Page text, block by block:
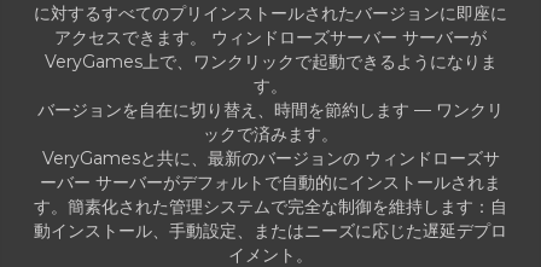
に対するすべてのプリインストールされたバージョンに即座に
アクセスできます。 ウィンドローズサーバー サーバーが
VeryGames上で、ワンクリックで起動できるようになりま
す。
バージョンを自在に切り替え、時間を節約します — ワンクリ
ックで済みます。
VeryGamesと共に、最新のバージョンの ウィンドローズサ
ーバー サーバーがデフォルトで自動的にインストールされま
す。簡素化された管理システムで完全な制御を維持します：自
動インストール、手動設定、またはニーズに応じた遅延デプロ
イメント。